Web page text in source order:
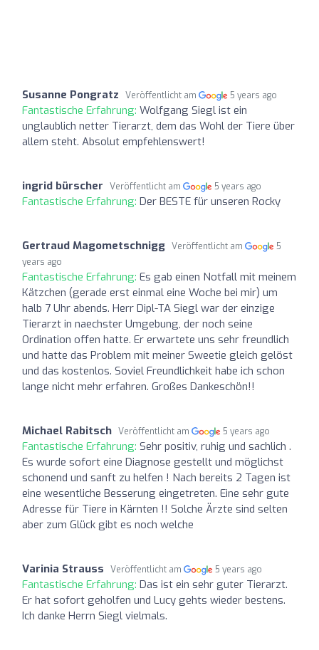
Susanne Pongratz Veröffentlicht am 5 years ago
Fantastische Erfahrung: Wolfgang Siegl ist ein
unglaublich netter Tierarzt, dem das Wohl der Tiere über
allem steht. Absolut empfehlenswert!
ingrid bürscher Veröffentlicht am 5 years ago
Fantastische Erfahrung: Der BESTE für unseren Rocky
Gertraud Magometschnigg Veröffentlicht am
5
years ago
Fantastische Erfahrung: Es gab einen Notfall mit meinem
Kätzchen (gerade erst einmal eine Woche bei mir) um
halb 7 Uhr abends. Herr Dipl-TA Siegl war der einzige
Tierarzt in naechster Umgebung, der noch seine
Ordination offen hatte. Er erwartete uns sehr freundlich
und hatte das Problem mit meiner Sweetie gleich gelöst
und das kostenlos. Soviel Freundlichkeit habe ich schon
lange nicht mehr erfahren. Großes Dankeschön!!
Michael Rabitsch Veröffentlicht am 5 years ago
Fantastische Erfahrung: Sehr positiv, ruhig und sachlich .
Es wurde sofort eine Diagnose gestellt und möglichst
schonend und sanft zu helfen ! Nach bereits 2 Tagen ist
eine wesentliche Besserung eingetreten. Eine sehr gute
Adresse für Tiere in Kärnten !! Solche Ärzte sind selten
aber zum Glück gibt es noch welche
Varinia Strauss Veröffentlicht am 5 years ago
Fantastische Erfahrung: Das ist ein sehr guter Tierarzt.
Er hat sofort geholfen und Lucy gehts wieder bestens.
Ich danke Herrn Siegl vielmals.